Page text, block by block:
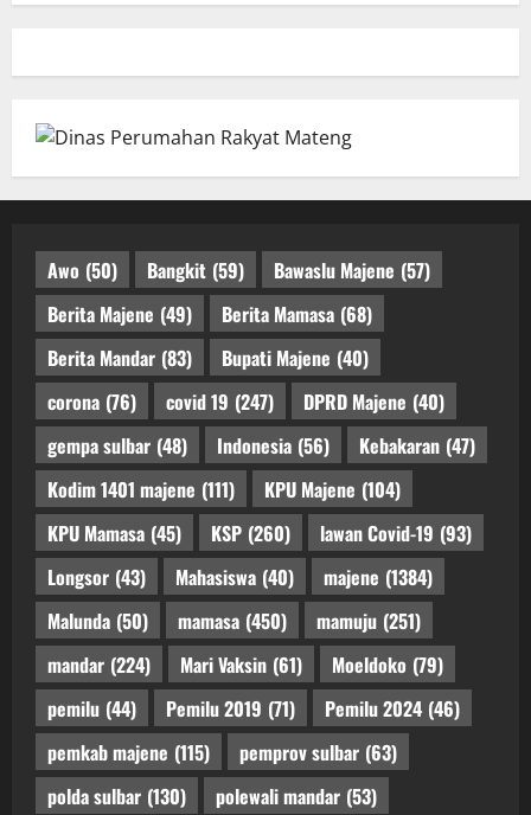
Awo (50) Bangkit (59) Bawaslu Majene (57)
Berita Majene (49) Berita Mamasa (68)
Berita Mandar (83) Bupati Majene (40)
corona (76) covid 19 (247) DPRD Majene (40)
gempa sulbar (48) Indonesia (56) Kebakaran (47)
Kodim 1401 majene (111) KPU Majene (104)
KPU Mamasa (45) KSP (260) lawan Covid-19 (93)
Longsor (43) Mahasiswa (40) majene (1384)
Malunda (50) mamasa (450) mamuju (251)
mandar (224) Mari Vaksin (61) Moeldoko (79)
pemilu (44) Pemilu 2019 (71) Pemilu 2024 (46)
pemkab majene (115) pemprov sulbar (63)
polda sulbar (130) polewali mandar (53)